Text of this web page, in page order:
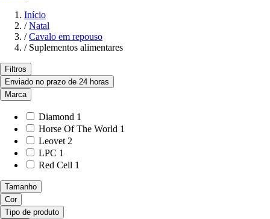
Início
/ Natal
/ Cavalo em repouso
/ Suplementos alimentares
Filtros
Enviado no prazo de 24 horas
Marca
Diamond 1
Horse Of The World 1
Leovet 2
LPC 1
Red Cell 1
Tamanho
Cor
Tipo de produto